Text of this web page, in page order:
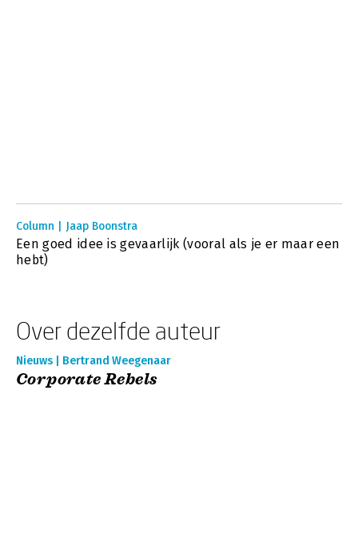
Column | Jaap Boonstra
Een goed idee is gevaarlijk (vooral als je er maar een
hebt)
Over dezelfde auteur
Nieuws | Bertrand Weegenaar
Corporate Rebels